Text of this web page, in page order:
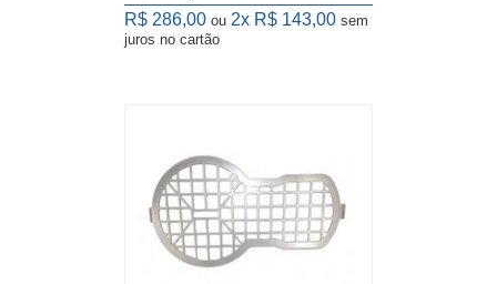
R$ 286,00 ou 2x R$ 143,00 sem
juros no cartão